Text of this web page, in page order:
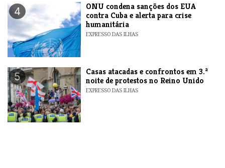
4
ONU condena sanções dos EUA
contra Cuba e alerta para crise
humanitária
EXPRESSO DAS ILHAS
5
Casas atacadas e confrontos em 3.ª
noite de protestos no Reino Unido
EXPRESSO DAS ILHAS